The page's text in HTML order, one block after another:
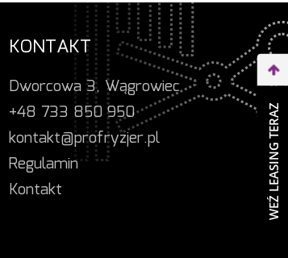
KONTAKT
Dworcowa 3, Wągrowiec
+48 733 850 950
kontakt@profryzjer.pl
Regulamin
Kontakt
WEŹ LEASING TERAZ